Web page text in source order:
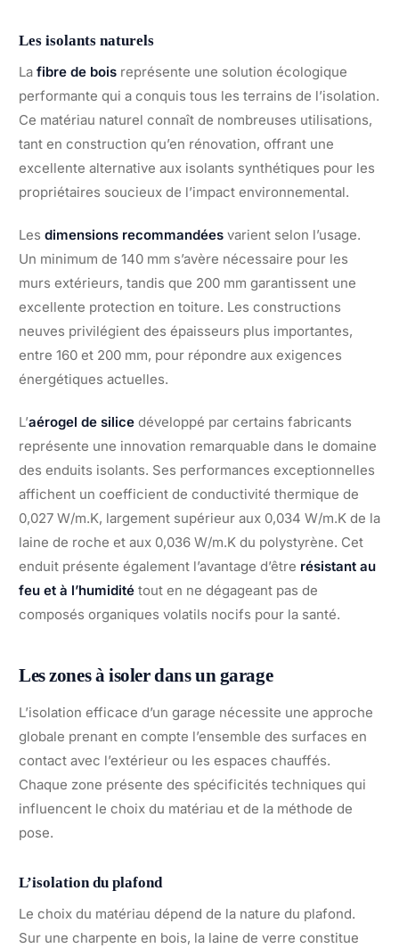
Les isolants naturels
La fibre de bois représente une solution écologique
performante qui a conquis tous les terrains de l’isolation.
Ce matériau naturel connaît de nombreuses utilisations,
tant en construction qu’en rénovation, offrant une
excellente alternative aux isolants synthétiques pour les
propriétaires soucieux de l’impact environnemental.
Les dimensions recommandées varient selon l’usage.
Un minimum de 140 mm s’avère nécessaire pour les
murs extérieurs, tandis que 200 mm garantissent une
excellente protection en toiture. Les constructions
neuves privilégient des épaisseurs plus importantes,
entre 160 et 200 mm, pour répondre aux exigences
énergétiques actuelles.
L’aérogel de silice développé par certains fabricants
représente une innovation remarquable dans le domaine
des enduits isolants. Ses performances exceptionnelles
affichent un coefficient de conductivité thermique de
0,027 W/m.K, largement supérieur aux 0,034 W/m.K de la
laine de roche et aux 0,036 W/m.K du polystyrène. Cet
enduit présente également l’avantage d’être résistant au
feu et à l’humidité tout en ne dégageant pas de
composés organiques volatils nocifs pour la santé.
Les zones à isoler dans un garage
L’isolation efficace d’un garage nécessite une approche
globale prenant en compte l’ensemble des surfaces en
contact avec l’extérieur ou les espaces chauffés.
Chaque zone présente des spécificités techniques qui
influencent le choix du matériau et de la méthode de
pose.
L’isolation du plafond
Le choix du matériau dépend de la nature du plafond.
Sur une charpente en bois, la laine de verre constitue